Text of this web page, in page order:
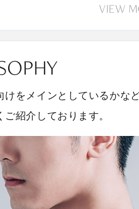
VIEW
けをメインとしているかな
紹介しております。